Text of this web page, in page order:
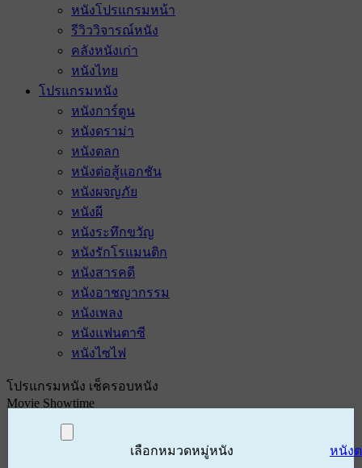
หนังโปรแกรมหน้า
รีวิววิจารณ์หนัง
คลังหนังเก่า
หนังไทย
โปรแกรมหนัง
หนังการ์ตูน
หนังดราม่า
หนังตลก
หนังต่อสู้แอกชัน
หนังผจญภัย
หนังผี
หนังระทึกขวัญ
หนังรักโรแมนติก
หนังสารคดี
หนังอาชญากรรม
หนังเพลง
หนังแฟนตาซี
หนังไซไฟ
โปรแกรมหนัง เช็ครอบหนัง
Movie Showtime
เลือกหมวดหมู่หนัง หนัง